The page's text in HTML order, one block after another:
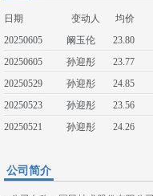
日期 变动人 均价
20250605
阚玉伦 23.80
20250605
孙迎彤 23.77
20250529
孙迎彤 24.85
20250523
孙迎彤 23.56
20250521
孙迎彤 24.26
公司简介